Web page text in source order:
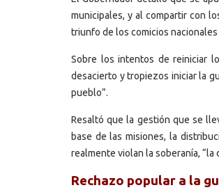
municipales, y al compartir con
triunfo de los comicios nacionales
Sobre los intentos de reiniciar
desacierto y tropiezos iniciar la
pueblo”.
Resaltó que la gestión que se
base de las misiones, la
realmente violan la soberanía,
Rechazo popular a la